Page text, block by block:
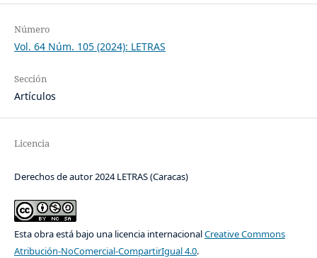
Número
Vol. 64 Núm. 105 (2024): LETRAS
Sección
Artículos
Licencia
Derechos de autor 2024 LETRAS (Caracas)
Esta obra está bajo una licencia internacionalCreative Commons
Atribución-NoComercial-CompartirIgual 4.0.